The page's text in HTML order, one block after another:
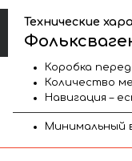
Технические
Коробка
Количество
Навигация –
Минимальный